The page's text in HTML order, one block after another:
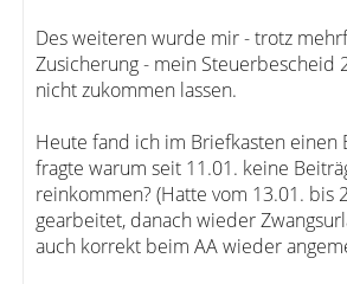
Des weiteren wurde mir - trotz
Zusicherung - mein Steuerbescheid
nicht zukommen lassen.
Heute fand ich im Briefkasten einen
fragte warum seit 11.01. keine
reinkommen? (Hatte vom 13.01. bis
gearbeitet, danach wieder
auch korrekt beim AA wieder